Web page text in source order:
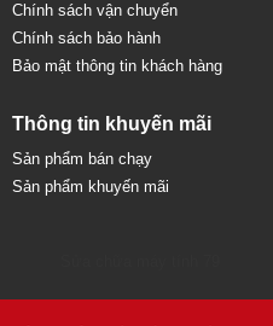
Chính sách vận chuyển
Chính sách bảo hành
Bảo mật thông tin khách hàng
Thông tin khuyến mãi
Sản phẩm bán chạy
Sản phẩm khuyến mãi